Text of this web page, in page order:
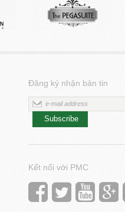
Đăng ký nhận bản tin
Subscribe
Kết nối với PMC